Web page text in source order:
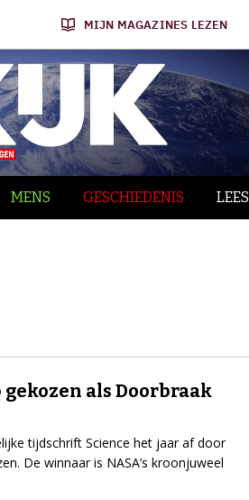
MIJN MAGAZINES LEZEN
MENS GESCHIEDENIS
als Doorbraak
tijdschrift Science het jaar af door
De winnaar is NASA’s kroonjuweel